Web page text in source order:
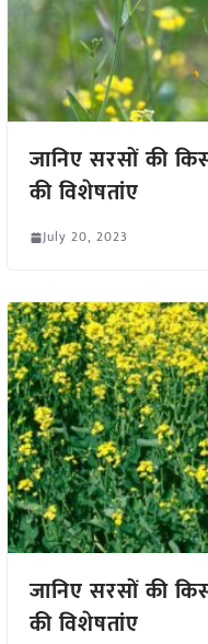
जानिए सरसों की
की विशेषतांए
July 20, 2023
जानिए सरसों की
की विशेषतांए